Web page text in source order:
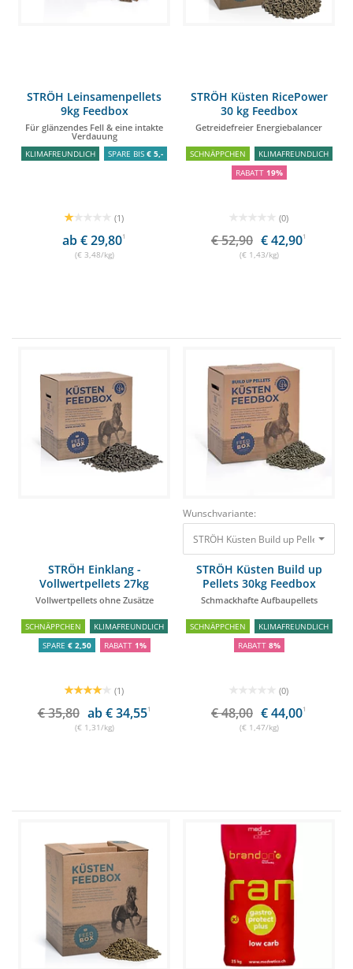
STRÖH Leinsamenpellets
9kg Feedbox
Für glänzendes Fell & eine intakte
Verdauung
KLIMAFREUNDLICH SPARE BIS € 5,-
(1)
ab € 29,801
(€ 3,48/kg)
STRÖH Küsten RicePower
30 kg Feedbox
Getreidefreier Energiebalancer
SCHNÄPPCHEN
KLIMAFREUNDLICH
RABATT 19%
(0)
€ 52,90 € 42,901
(€ 1,43/kg)
STRÖH Einklang -
Vollwertpellets 27kg
Feedbox
Vollwertpellets ohne Zusätze
SCHNÄPPCHEN
KLIMAFREUNDLICH
SPARE € 2,50 RABATT 1%
(1)
€ 35,80 ab € 34,551
(€ 1,31/kg)
Wunschvariante:
STRÖH Küsten Build up
Pellets 30kg Feedbox
Schmackhafte Aufbaupellets
SCHNÄPPCHEN
KLIMAFREUNDLICH
RABATT 8%
(0)
€ 48,00 € 44,001
(€ 1,47/kg)